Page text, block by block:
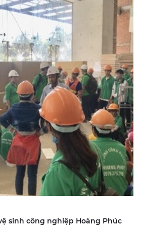
sinh công nghiệp Hoàng Phúc